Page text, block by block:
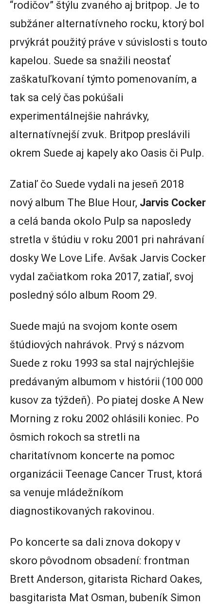
“rodičov” štýlu zvaného aj britpop. Je to
subžáner alternatívneho rocku, ktorý bol
prvýkrát použitý práve v súvislosti s touto
kapelou. Suede sa snažili neostať
zaškatuľkovaní týmto pomenovaním, a
tak sa celý čas pokúšali
experimentálnejšie nahrávky,
alternatívnejší zvuk. Britpop preslávili
okrem Suede aj kapely ako Oasis či Pulp.
Zatiaľ čo Suede vydali na jeseň 2018
nový album The Blue Hour, Jarvis Cocker
a celá banda okolo Pulp sa naposledy
stretla v štúdiu v roku 2001 pri nahrávaní
dosky We Love Life. Avšak Jarvis Cocker
vydal začiatkom roka 2017, zatiaľ, svoj
posledný sólo album Room 29.
Suede majú na svojom konte osem
štúdiových nahrávok. Prvý s názvom
Suede z roku 1993 sa stal najrýchlejšie
predávaným albumom v histórii (100 000
kusov za týždeň). Po piatej doske A New
Morning z roku 2002 ohlásili koniec. Po
ôsmich rokoch sa stretli na
charitatívnom koncerte na pomoc
organizácii Teenage Cancer Trust, ktorá
sa venuje mládežníkom
diagnostikovaných rakovinou.
Po koncerte sa dali znova dokopy v
skoro pôvodnom obsadení: frontman
Brett Anderson, gitarista Richard Oakes,
basgitarista Mat Osman, bubeník Simon